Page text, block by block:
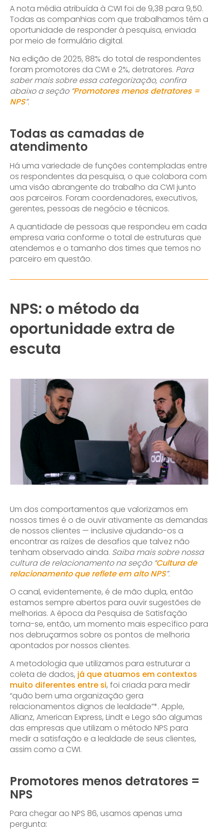
A nota média atribuída à CWI foi de 9,38 para 9,50.
Todas as companhias com que trabalhamos têm a
oportunidade de responder à pesquisa, enviada
por meio de formulário digital.
Na edição de 2025, 88% do total de respondentes
foram promotores da CWI e 2%, detratores. Para
saber mais sobre essa categorização, confira
abaixo a seção “Promotores menos detratores =
NPS”.
Todas as camadas de
atendimento
Há uma variedade de funções contempladas entre
os respondentes da pesquisa, o que colabora com
uma visão abrangente do trabalho da CWI junto
aos parceiros. Foram coordenadores, executivos,
gerentes, pessoas de negócio e técnicos.
A quantidade de pessoas que respondeu em cada
empresa varia conforme o total de estruturas que
atendemos e o tamanho dos times que temos no
parceiro em questão.
NPS: o método da
oportunidade extra de
escuta
Um dos comportamentos que valorizamos em
nossos times é o de ouvir ativamente as demandas
de nossos clientes — inclusive ajudando-os a
encontrar as raízes de desafios que talvez não
tenham observado ainda. Saiba mais sobre nossa
cultura de relacionamento na seção “Cultura de
relacionamento que reflete em alto NPS”.
O canal, evidentemente, é de mão dupla, então
estamos sempre abertos para ouvir sugestões de
melhorias. A época da Pesquisa de Satisfação
torna-se, então, um momento mais específico para
nos debruçarmos sobre os pontos de melhoria
apontados por nossos clientes.
A metodologia que utilizamos para estruturar a
coleta de dados, já que atuamos em contextos
muito diferentes entre si, foi criada para medir
“quão bem uma organização gera
relacionamentos dignos de lealdade”*. Apple,
Allianz, American Express, Lindt e Lego são algumas
das empresas que utilizam o método NPS para
medir a satisfação e a lealdade de seus clientes,
assim como a CWI.
Promotores menos detratores =
NPS
Para chegar ao NPS 86, usamos apenas uma
pergunta: